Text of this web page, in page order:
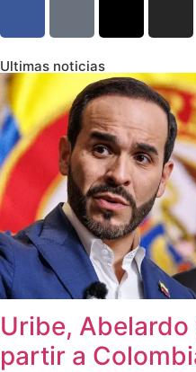
Ultimas noticias
Uribe,
partir a